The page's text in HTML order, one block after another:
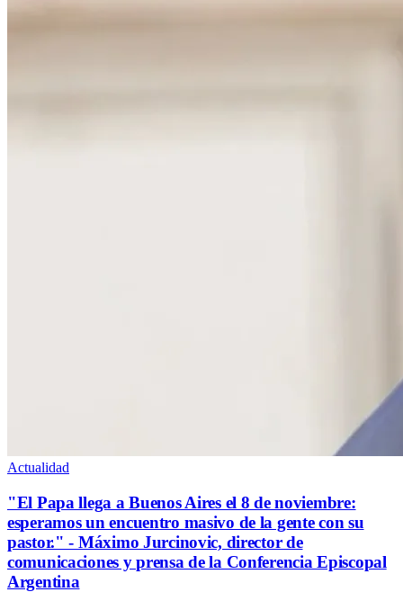
Actualidad
"El Papa llega a Buenos Aires el 8 de noviembre:
esperamos un encuentro masivo de la gente con su
pastor." - Máximo Jurcinovic, director de
comunicaciones y prensa de la Conferencia Episcopal
Argentina